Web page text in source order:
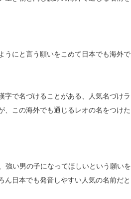
うにと言う願いをこめて日本でも海外で
字で名づけることがある、人気名づけラ
、この海外でも通じるレオの名をつけた
強い男の子になってほしいという願いを
日本でも発音しやすい人気の名前だと